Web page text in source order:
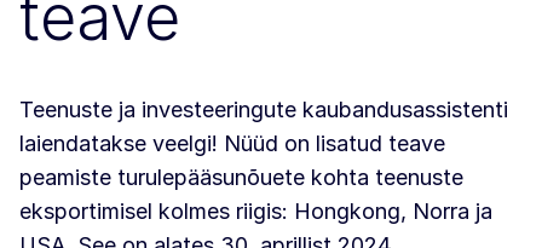
teave
Teenuste ja investeeringute kaubandusassistenti
laiendatakse veelgi! Nüüd on lisatud teave
peamiste turulepääsunõuete kohta teenuste
eksportimisel kolmes riigis: Hongkong, Norra ja